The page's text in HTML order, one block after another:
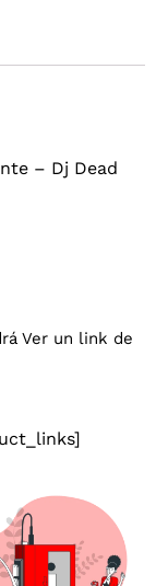
– Dj Dead
Ver un link de